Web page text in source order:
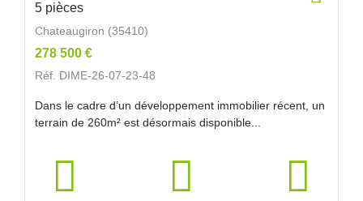
5 pièces
Chateaugiron (35410)
278 500 €
Réf. DIME-26-07-23-48
Dans le cadre d’un développement immobilier récent, un
terrain de 260m² est désormais disponible...